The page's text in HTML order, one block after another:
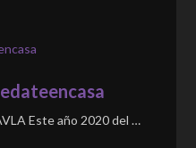
Este año 2020 del …